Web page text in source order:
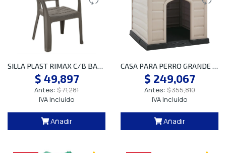
SILLA PLAST RIMAX C/B BARU MOCC 11698 SP
$ 49,897
Antes: $ 71,281
IVA Incluído
Añadir
CASA PARA PERRO GRANDE TAUPE SP
$ 249,067
Antes: $ 355,810
IVA Incluído
Añadir